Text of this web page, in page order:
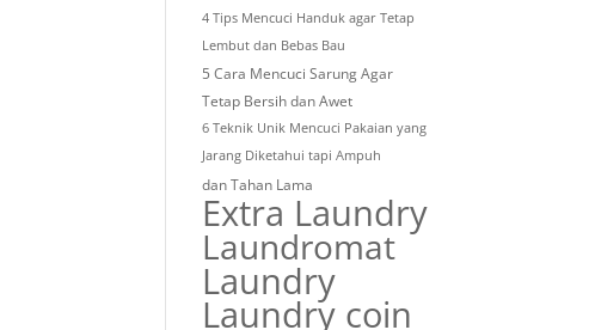
4 Tips Mencuci Handuk agar Tetap
Lembut dan Bebas Bau
5 Cara Mencuci Sarung Agar
Tetap Bersih dan Awet
6 Teknik Unik Mencuci Pakaian yang
Jarang Diketahui tapi Ampuh
dan Tahan Lama
Extra Laundry
Laundromat
Laundry
Laundry coin